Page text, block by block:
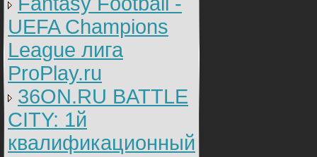
UEFA Champions
League лига
ProPlay.ru
36ON.RU BATTLE
CITY: 1й
квалификационный